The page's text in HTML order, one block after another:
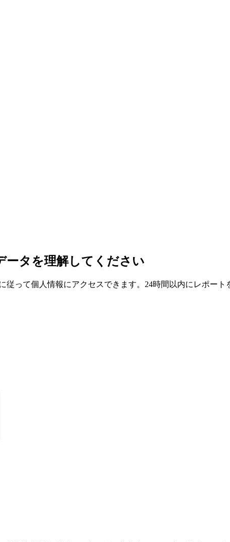
ータを理解してください
って個人情報にアクセスできます。24時間以内にレポート